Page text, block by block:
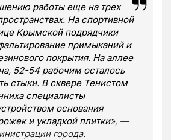
работы еще на трех
На спортивной
Крымской подрядчики
примыканий и
покрытия. На аллее
52-54 рабочим осталось
стыки. В сквере Тенистом
специалисты
основания
и укладкой плитки», —
города.